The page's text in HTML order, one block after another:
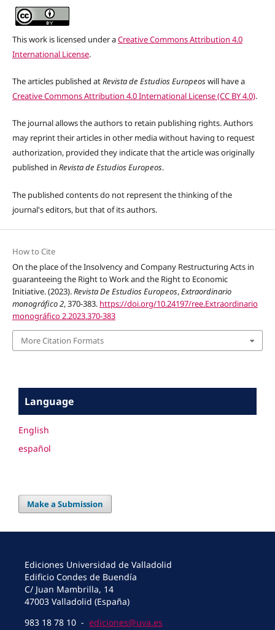
This work is licensed under aCreative Commons Attribution 4.0
International License.
The articles published atRevista de Estudios Europeoswill have a
Creative Commons Attribution 4.0 International License (CC BY 4.0).
The journal allows the authors to retain publishing rights. Authors
may reprint their articles in other media without having to request
authorization, provided they indicate that the article was originally
published in Revista de Estudios Europeos.
The published contents do not represent the thinking of the
journal's editors, but that of its authors.
How to Cite
On the place of the Insolvency and Company Restructuring Acts in
guaranteeing the Right to Work and the Right to Economic
Initiative. (2023).Revista De Estudios Europeos,Extraordinario
monográfico 2, 370-383. https://doi.org/10.24197/ree.Extraordinario
monográfico 2.2023.370-383
More Citation Formats
Language
English
español
Make a Submission
Ediciones Universidad de Valladolid
Edificio Condes de Buendía
C/ Juan Mambrilla, 14
47003 Valladolid (España)
983 18 78 10 - ediciones@uva.es